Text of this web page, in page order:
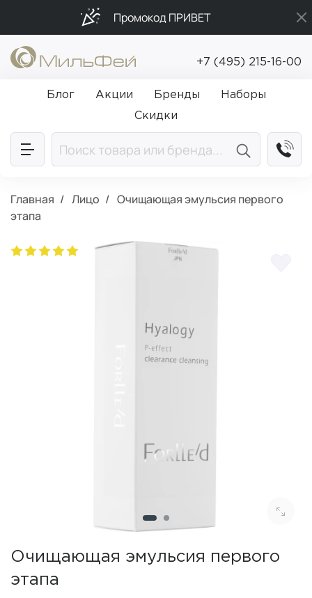
Промокод ПРИВЕТ
Бесплатная доставка от 5 000₽
Подарки в каждый заказ от 5 000₽
+7 (495) 215-16-00
Блог Акции Бренды
Наборы
Скидки
Главная Лицо
Очищающая эмульсия первого
этапа
Очищающая эмульсия первого
этапа